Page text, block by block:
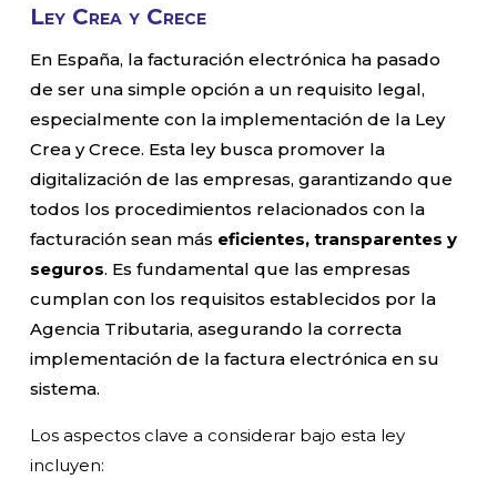
Ley Crea y Crece
En España, la facturación electrónica ha pasado
de ser una simple opción a un requisito legal,
especialmente con la implementación de la Ley
Crea y Crece. Esta ley busca promover la
digitalización de las empresas, garantizando que
todos los procedimientos relacionados con la
facturación sean más eficientes, transparentes y
seguros. Es fundamental que las empresas
cumplan con los requisitos establecidos por la
Agencia Tributaria, asegurando la correcta
implementación de la factura electrónica en su
sistema.
Los aspectos clave a considerar bajo esta ley
incluyen: